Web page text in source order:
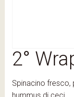
2°
Spinacino fresco,